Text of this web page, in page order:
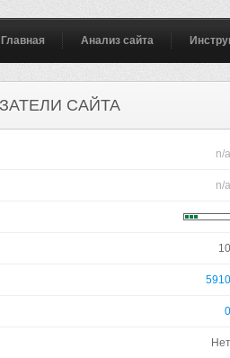
Главная Анализ сайта
САЙТА
n/a
n/a
10
5910
0
Нет